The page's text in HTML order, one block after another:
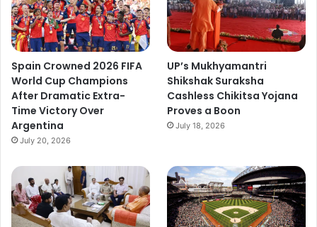
Spain Crowned 2026 FIFA
World Cup Champions
After Dramatic Extra-
Time Victory Over
Argentina
July 20, 2026
UP’s Mukhyamantri
Shikshak Suraksha
Cashless Chikitsa Yojana
Proves a Boon
July 18, 2026